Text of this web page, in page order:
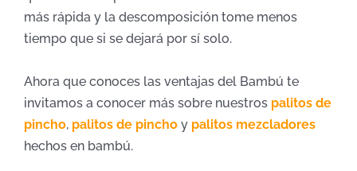
más rápida y la descomposición tome menos
tiempo que si se dejará por sí solo.
Ahora que conoces las ventajas del Bambú te
invitamos a conocer más sobre nuestros palitos de
pincho, palitos de pincho y palitos mezcladores
hechos en bambú.